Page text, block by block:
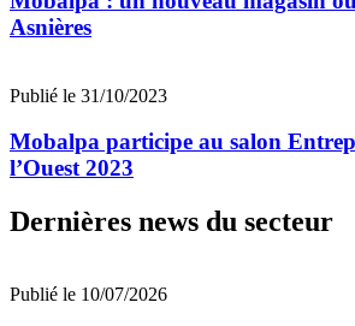
Asnières
Publié le 31/10/2023
Mobalpa participe au salon
l’Ouest 2023
Dernières news du secteur
Publié le 10/07/2026